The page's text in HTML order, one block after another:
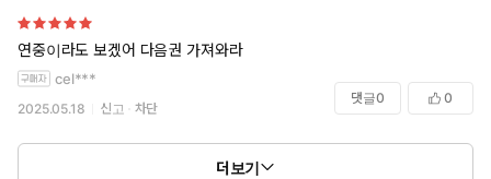
연중이라도 보겠어 다음권 가져와라
cel***
2025.05.18 신고 차단
댓글0 0
더보기